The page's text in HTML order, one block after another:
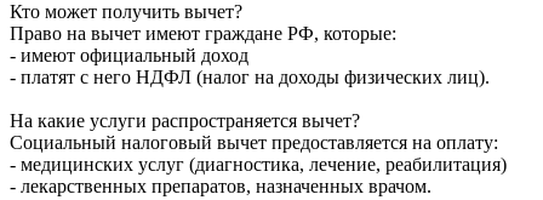
Кто может получить вычет?
Право на вычет имеют граждане РФ, которые:
- имеют официальный доход
- платят с него НДФЛ (налог на доходы физических лиц).
На какие услуги распространяется вычет?
Социальный налоговый вычет предоставляется на оплату:
- медицинских услуг (диагностика, лечение, реабилитация)
- лекарственных препаратов, назначенных врачом.